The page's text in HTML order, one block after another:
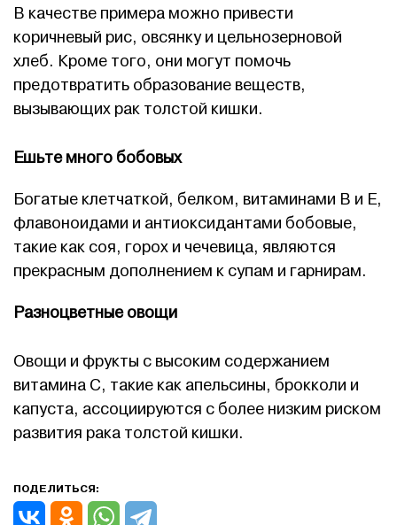
В качестве примера можно привести
коричневый рис, овсянку и цельнозерновой
хлеб. Кроме того, они могут помочь
предотвратить образование веществ,
вызывающих рак толстой кишки.
Ешьте много бобовых
Богатые клетчаткой, белком, витаминами B и E,
флавоноидами и антиоксидантами бобовые,
такие как соя, горох и чечевица, являются
прекрасным дополнением к супам и гарнирам.
Разноцветные овощи
Овощи и фрукты с высоким содержанием
витамина С, такие как апельсины, брокколи и
капуста, ассоциируются с более низким риском
развития рака толстой кишки.
ПОДЕЛИТЬСЯ: